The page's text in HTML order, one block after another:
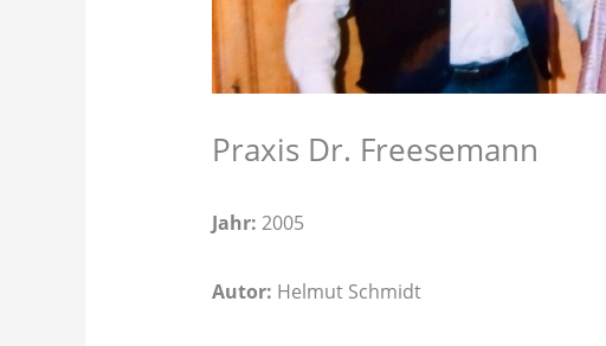
Praxis Dr. Freesemann
Jahr: 2005
Autor: Helmut Schmidt